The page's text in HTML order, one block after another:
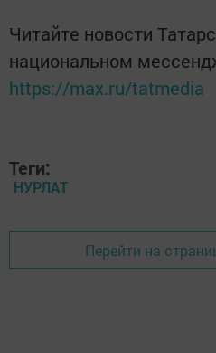
Читайте новости
национальном
https://max.ru/tatmedia
Теги:
НУРЛАТ
Перейти на